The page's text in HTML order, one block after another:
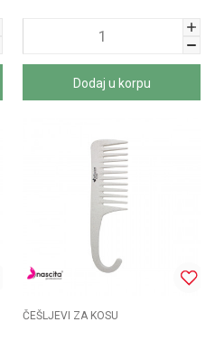
Dodaj u korpu
ČEŠLJEVI ZA KOSU